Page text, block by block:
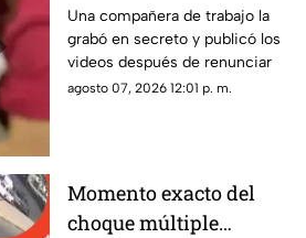
Graban a cuidadora en
guardería maltratando
y torturando a los
niños
Una compañera de trabajo la
grabó en secreto y publicó los
videos después de renunciar
agosto 07, 2026 12:01 p. m.
Momento exacto del
choque múltiple